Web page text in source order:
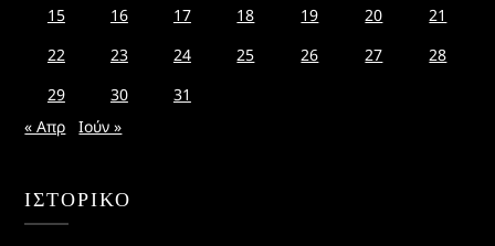
15
16 17 18 19 20
21
22
23 24 25 26 27
28
29
30
31
« Απρ
Ιούν »
ΙΣΤΟΡΙΚΌ